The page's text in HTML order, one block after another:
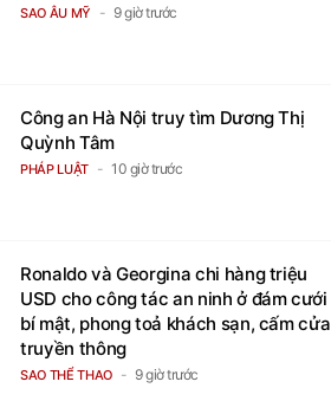
SAO ÂU MỸ 9 giờ trước
Công an Hà Nội truy tìm Dương Thị
Quỳnh Tâm
PHÁP LUẬT 10 giờ trước
Ronaldo và Georgina chi hàng triệu
USD cho công tác an ninh ở đám cưới
bí mật, phong toả khách sạn, cấm cửa
truyền thông
SAO THỂ THAO 9 giờ trước